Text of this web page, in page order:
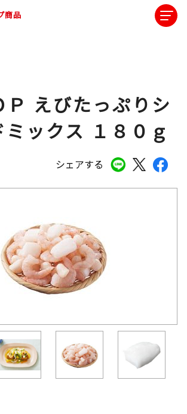
商品
シェアする
Ｐ えびたっぷりシ
ミックス １８０ｇ